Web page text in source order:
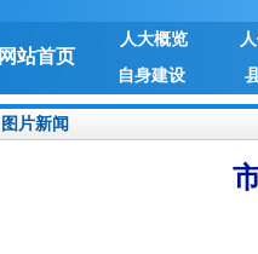
网站首页
人大概览
自身建设
图片新闻